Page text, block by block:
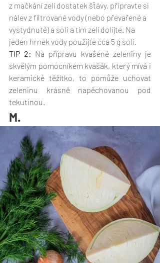
z mačkání zelí dostatek šťávy, připravte si
nálev z filtrované vody (nebo převařené a
vystydnuté) a soli a tím zelí dolijte. Na
jeden hrnek vody použijte cca 5 g soli.
TIP 2: Na přípravu kvašené zeleniny je
skvělým pomocníkem kvašák, který mívá i
keramické těžítko, to pomůže uchovat
zeleninu krásně napěchovanou pod
tekutinou.
M.